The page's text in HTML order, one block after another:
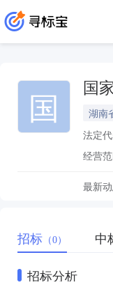
国 国
湖南
法定代
经营范
最新动
招标 （0） 中
招标分析